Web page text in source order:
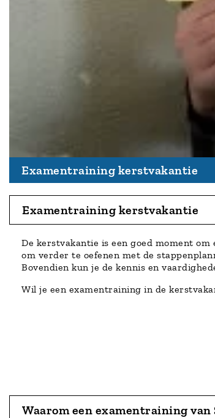
Examentraining kerstvakantie
Examentraining kerstvakantie
De kerstvakantie is een goed moment om
om verder te oefenen met de
Bovendien kun je de kennis en
Wil je een examentraining in de
Waarom een examentraining